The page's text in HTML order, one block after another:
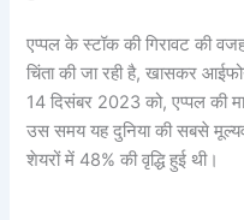
एप्पल के स्टॉक की गिरावट की
चिंता की जा रही है, खासकर
14 दिसंबर 2023 को, एप्पल की
उस समय यह दुनिया की सबसे
शेयरों में 48% की वृद्धि हुई थी।